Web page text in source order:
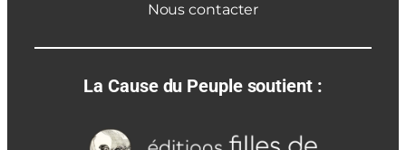
Nous contacter
La Cause du Peuple soutient :